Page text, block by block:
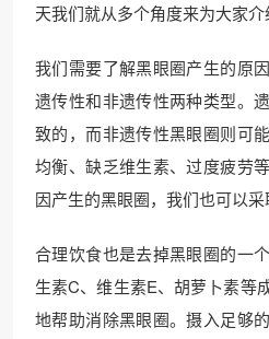
天我们就从多个角度来为大家介
我们需要了解黑眼圈产生的原
遗传性和非遗传性两种类型。
致的，而非遗传性黑眼圈则可
均衡、缺乏维生素、过度疲劳
因产生的黑眼圈，我们也可以采
合理饮食也是去掉黑眼圈的一
生素C、维生素E、胡萝卜素等
地帮助消除黑眼圈。摄入足够